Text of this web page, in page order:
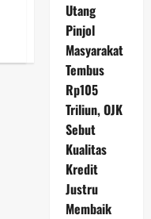
Utang
Pinjol
Masyarakat
Tembus
Rp105
Triliun, OJK
Sebut
Kualitas
Kredit
Justru
Membaik